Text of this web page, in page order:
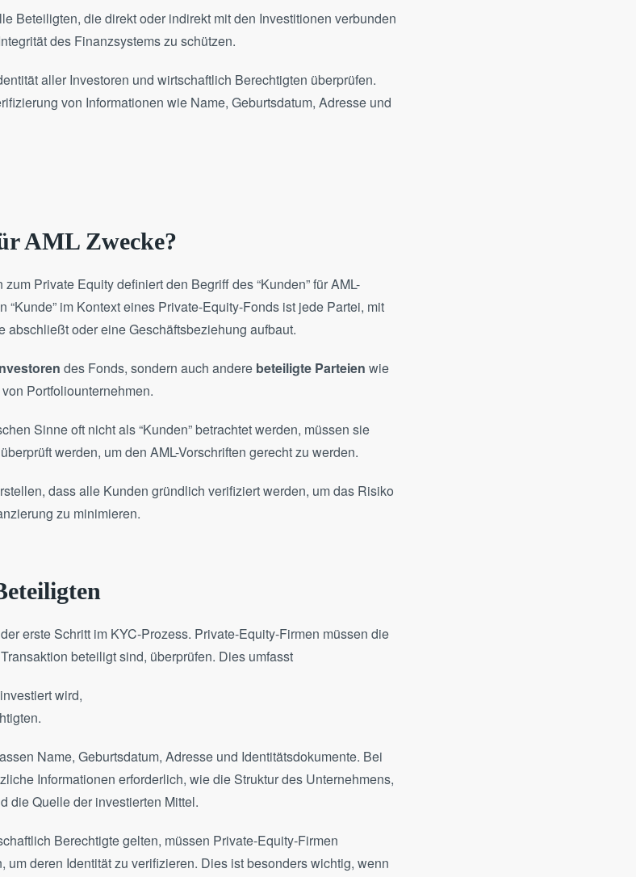
Beteiligten, die direkt oder indirekt mit den Investitionen verbunden
des Finanzsystems zu schützen​​.
aller Investoren und wirtschaftlich Berechtigten überprüfen.
von Informationen wie Name, Geburtsdatum, Adresse und
AML Zwecke?
Private Equity definiert den Begriff des “Kunden” für AML-
im Kontext eines Private-Equity-Fonds ist jede Partei, mit
abschließt oder eine Geschäftsbeziehung aufbaut.
des Fonds, sondern auch andere beteiligte Parteien wie
Portfoliounternehmen.
Sinne oft nicht als “Kunden” betrachtet werden, müssen sie
werden, um den AML-Vorschriften gerecht zu werden.
dass alle Kunden gründlich verifiziert werden, um das Risiko
zu minimieren​​.
erste Schritt im KYC-Prozess. Private-Equity-Firmen müssen die
beteiligt sind, überprüfen. Dies umfasst
wird,
Name, Geburtsdatum, Adresse und Identitätsdokumente. Bei
Informationen erforderlich, wie die Struktur des Unternehmens,
die Quelle der investierten Mittel​​.
Berechtigte gelten, müssen Private-Equity-Firmen
deren Identität zu verifizieren. Dies ist besonders wichtig, wenn